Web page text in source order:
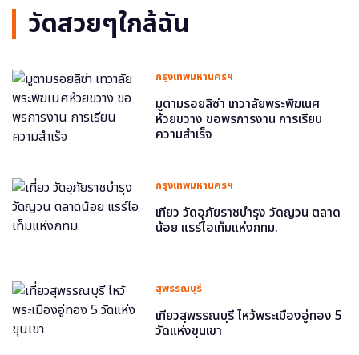
วัดสวยๆใกล้ฉัน
กรุงเทพมหานครฯ
มูตามรอยลิซ่า เทวาลัยพระพิฆเนศ
ห้วยขวาง ขอพรการงาน การเรียน
ความสำเร็จ
กรุงเทพมหานครฯ
เที่ยว วัดอุภัยราชบำรุง วัดญวน ตลาด
น้อย แรร์ไอเท็มแห่งกทม.
สุพรรณบุรี
เที่ยวสุพรรณบุรี ไหว้พระเมืองอู่ทอง 5
วัดแห่งขุนเขา